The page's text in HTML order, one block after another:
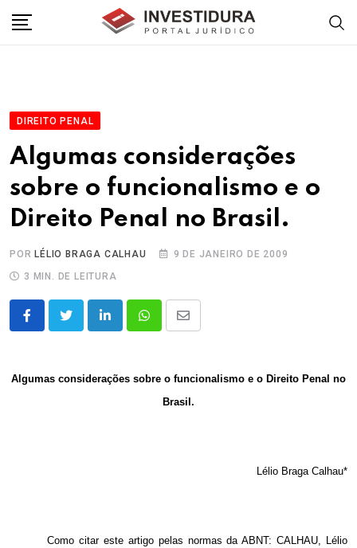
DIREITO PENAL
Algumas considerações
sobre o funcionalismo e o
Direito Penal no Brasil.
POR LÉLIO BRAGA CALHAU
9 DE JANEIRO DE 2009
3 MIN. DE LEITURA
LinkedInWhatsappShare
Algumas considerações sobre o funcionalismo e o Direito Penal no
Brasil.
Lélio Braga Calhau*
Como citar este artigo pelas normas da ABNT: CALHAU, Lélio